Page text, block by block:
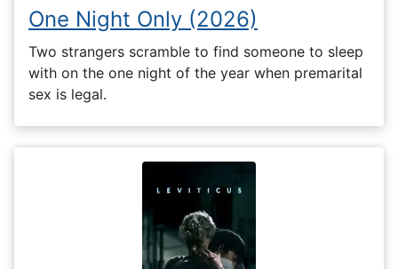
One Night Only (2026)
Two strangers scramble to find someone to sleep
with on the one night of the year when premarital
sex is legal.